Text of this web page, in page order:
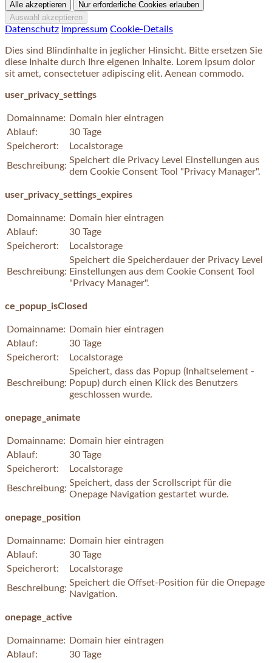
Datenschutz Impressum Cookie-Details
Dies sind Blindinhalte in jeglicher Hinsicht. Bitte ersetzen Sie
diese Inhalte durch Ihre eigenen Inhalte. Lorem ipsum dolor
sit amet, consectetuer adipiscing elit. Aenean commodo.
user_privacy_settings
Domainname:
Domain hier eintragen
Ablauf:
30 Tage
Speicherort:
Localstorage
Beschreibung:
Speichert die Privacy Level Einstellungen aus
dem Cookie Consent Tool "Privacy Manager".
user_privacy_settings_expires
Domainname:
Domain hier eintragen
Ablauf:
30 Tage
Speicherort:
Localstorage
Beschreibung:
Speichert die Speicherdauer der Privacy Level
Einstellungen aus dem Cookie Consent Tool
"Privacy Manager".
ce_popup_isClosed
Domainname:
Domain hier eintragen
Ablauf:
30 Tage
Speicherort:
Localstorage
Beschreibung:
Speichert, dass das Popup (Inhaltselement -
Popup) durch einen Klick des Benutzers
geschlossen wurde.
onepage_animate
Domainname:
Domain hier eintragen
Ablauf:
30 Tage
Speicherort:
Localstorage
Beschreibung:
Speichert, dass der Scrollscript für die
Onepage Navigation gestartet wurde.
onepage_position
Domainname:
Domain hier eintragen
Ablauf:
30 Tage
Speicherort:
Localstorage
Beschreibung:
Speichert die Offset-Position für die Onepage
Navigation.
onepage_active
Domainname:
Domain hier eintragen
Ablauf:
30 Tage